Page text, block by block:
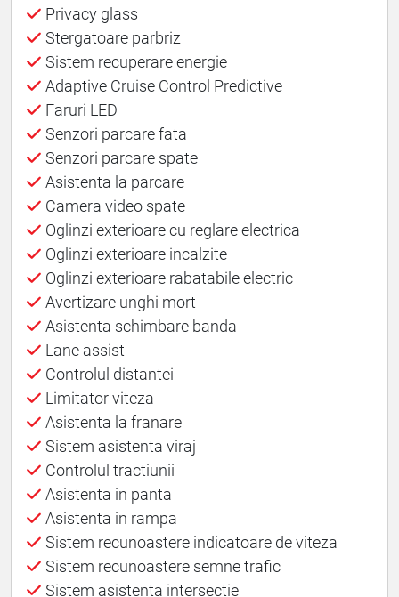
Privacy glass
Stergatoare parbriz
Sistem recuperare energie
Adaptive Cruise Control Predictive
Faruri LED
Senzori parcare fata
Senzori parcare spate
Asistenta la parcare
Camera video spate
Oglinzi exterioare cu reglare electrica
Oglinzi exterioare incalzite
Oglinzi exterioare rabatabile electric
Avertizare unghi mort
Asistenta schimbare banda
Lane assist
Controlul distantei
Limitator viteza
Asistenta la franare
Sistem asistenta viraj
Controlul tractiunii
Asistenta in panta
Asistenta in rampa
Sistem recunoastere indicatoare de viteza
Sistem recunoastere semne trafic
Sistem asistenta intersectie